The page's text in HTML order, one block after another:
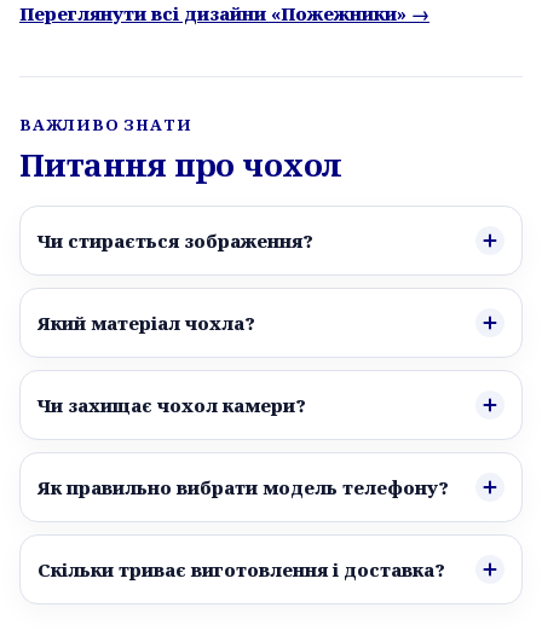
Переглянути всі дизайни «Пожежники» →
ВАЖЛИВО ЗНАТИ
Питання про чохол
Чи стирається зображення?
Який матеріал чохла?
Чи захищає чохол камери?
Як правильно вибрати модель телефону?
Скільки триває виготовлення і доставка?